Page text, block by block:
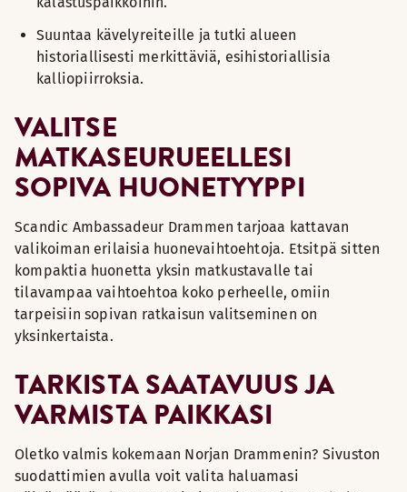
Suuntaa kävelyreiteille ja tutki alueen
historiallisesti merkittäviä, esihistoriallisia
kalliopiirroksia.
VALITSE
MATKASEURUEELLESI
SOPIVA HUONETYYPPI
Scandic Ambassadeur Drammen tarjoaa kattavan
valikoiman erilaisia huonevaihtoehtoja. Etsitpä sitten
kompaktia huonetta yksin matkustavalle tai
tilavampaa vaihtoehtoa koko perheelle, omiin
tarpeisiin sopivan ratkaisun valitseminen on
yksinkertaista.
TARKISTA SAATAVUUS JA
VARMISTA PAIKKASI
Oletko valmis kokemaan Norjan Drammenin? Sivuston
suodattimien avulla voit valita haluamasi